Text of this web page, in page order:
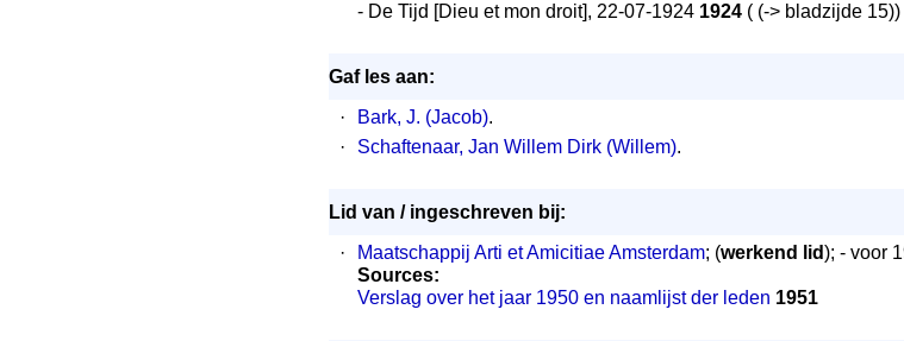
- De Tijd [Dieu et mon droit], 22-07-1924 1924 ( (-> bladzijde 15))
Gaf les aan:
·
Bark, J. (Jacob).
·
Schaftenaar, Jan Willem Dirk (Willem).
Lid van / ingeschreven bij:
·
Maatschappij Arti et Amicitiae Amsterdam; (werkend lid); - voor
Sources:
Verslag over het jaar 1950 en naamlijst der leden 1951